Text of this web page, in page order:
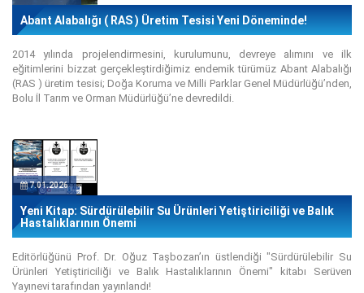
Abant Alabalığı ( RAS ) Üretim Tesisi Yeni Döneminde!
2014 yılında projelendirmesini, kurulumunu, devreye alımını ve ilk
eğitimlerini bizzat gerçekleştirdiğimiz endemik türümüz Abant Alabalığı
(RAS ) üretim tesisi; Doğa Koruma ve Milli Parklar Genel Müdürlüğü’nden,
Bolu İl Tarım ve Orman Müdürlüğü’ne devredildi.
7.01.2026
Yeni Kitap: Sürdürülebilir Su Ürünleri Yetiştiriciliği ve Balık
Hastalıklarının Önemi
Editörlüğünü Prof. Dr. Oğuz Taşbozan’ın üstlendiği "Sürdürülebilir Su
Ürünleri Yetiştiriciliği ve Balık Hastalıklarının Önemi" kitabı Serüven
Yayınevi tarafından yayınlandı!